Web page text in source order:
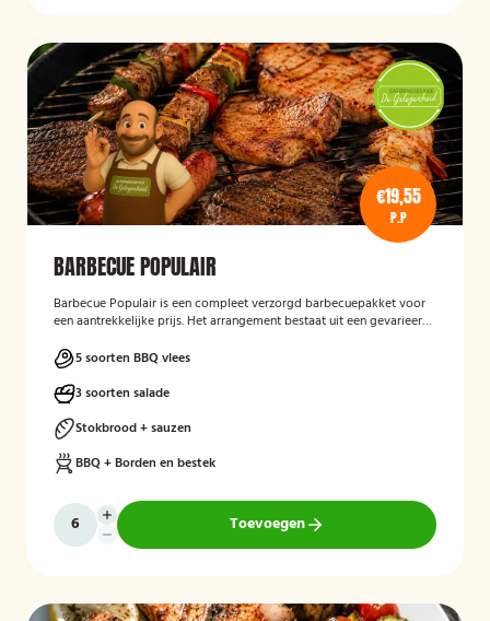
€19,55
P.P
BARBECUE POPULAIR
Barbecue Populair is een compleet verzorgd barbecuepakket voor
een aantrekkelijke prijs. Het arrangement bestaat uit een gevarieerde
stokbrood. Daarnaast worden barbecue, borden en bestek
meegeleverd en weer opgehaald, zodat gasten zorgeloos kunnen
genieten van een gezellige barbecue.
5 soorten BBQ vlees
3 soorten salade
Stokbrood + sauzen
BBQ + Borden en bestek
Toevoegen